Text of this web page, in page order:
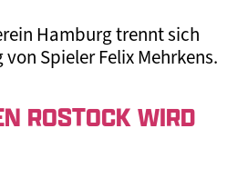
Hamburg trennt sich
Spieler Felix Mehrkens.
ROSTOCK WIRD